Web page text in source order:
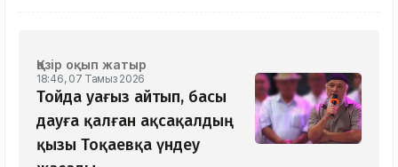
Қазір оқып жатыр
18:46, 07 Тамыз 2026
Тойда уағыз айтып, басы
дауға қалған ақсақалдың
қызы Тоқаевқа үндеу